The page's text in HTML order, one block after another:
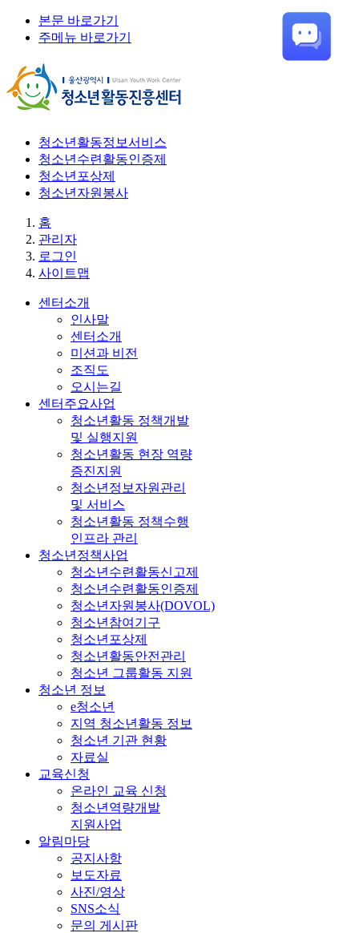
본문 바로가기
주메뉴 바로가기
청소년활동정보서비스
청소년수련활동인증제
청소년포상제
청소년자원봉사
홈
관리자
로그인
사이트맵
센터소개
인사말
센터소개
미션과 비전
조직도
오시는길
센터주요사업
청소년활동 정책개발
및 실행지원
청소년활동 현장 역량
증진지원
청소년정보자원관리
및 서비스
청소년활동 정책수행
인프라 관리
청소년정책사업
청소년수련활동신고제
청소년수련활동인증제
청소년자원봉사(DOVOL)
청소년참여기구
청소년포상제
청소년활동안전관리
청소년 그룹활동 지원
청소년 정보
e청소년
지역 청소년활동 정보
청소년 기관 현황
자료실
교육신청
온라인 교육 신청
청소년역량개발
지원사업
알림마당
공지사항
보도자료
사진/영상
SNS소식
문의 게시판